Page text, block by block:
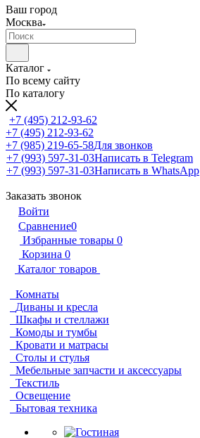
Ваш город
Москва
Каталог
По всему сайту
По каталогу
+7 (495) 212-93-62
+7 (495) 212-93-62
+7 (985) 219-65-58Для звонков
+7 (993) 597-31-03Написать в Telegram
+7 (993) 597-31-03Написать в WhatsApp
Заказать звонок
Войти
Сравнение0
Избранные товары 0
Корзина 0
Каталог товаров
Комнаты
Диваны и кресла
Шкафы и стеллажи
Комоды и тумбы
Кровати и матрасы
Столы и стулья
Мебельные запчасти и аксессуары
Текстиль
Освещение
Бытовая техника